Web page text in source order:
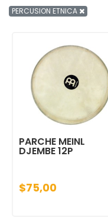
PERCUSION ETNICA
PARCHE MEINL
DJEMBE 12P
$75,00